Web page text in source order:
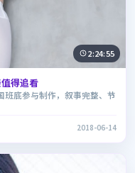
2:24:55
得追看
班底参与制作，叙事完整、节
2018-06-14